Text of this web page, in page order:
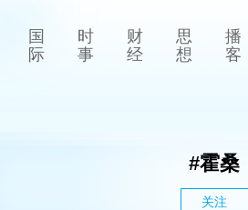
国
际
时
事
财
经
思
想
播
客
#霍桑
关注